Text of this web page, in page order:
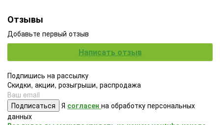
Отзывы
Добавьте первый отзыв
Написать отзыв
Подпишись на рассылку
Скидки, акции, розыгрыши, распродажа
Подписаться Я согласен на обработку персональных
данных